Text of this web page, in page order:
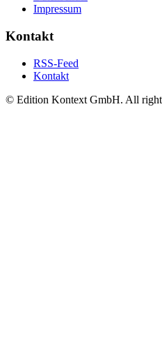
Impressum
Kontakt
RSS-Feed
Kontakt
© Edition Kontext GmbH. All